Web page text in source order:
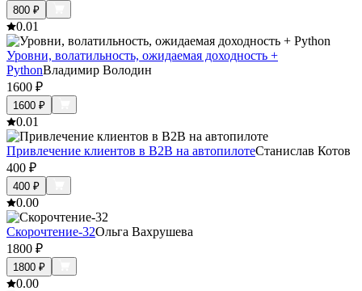
800 ₽
0.01
Уровни, волатильность, ожидаемая доходность +
PythonВладимир Володин
1600 ₽
1600 ₽
0.01
Привлечение клиентов в B2B на автопилотеСтанислав Котов
400 ₽
400 ₽
0.00
Скорочтение-32Ольга Вахрушева
1800 ₽
1800 ₽
0.00